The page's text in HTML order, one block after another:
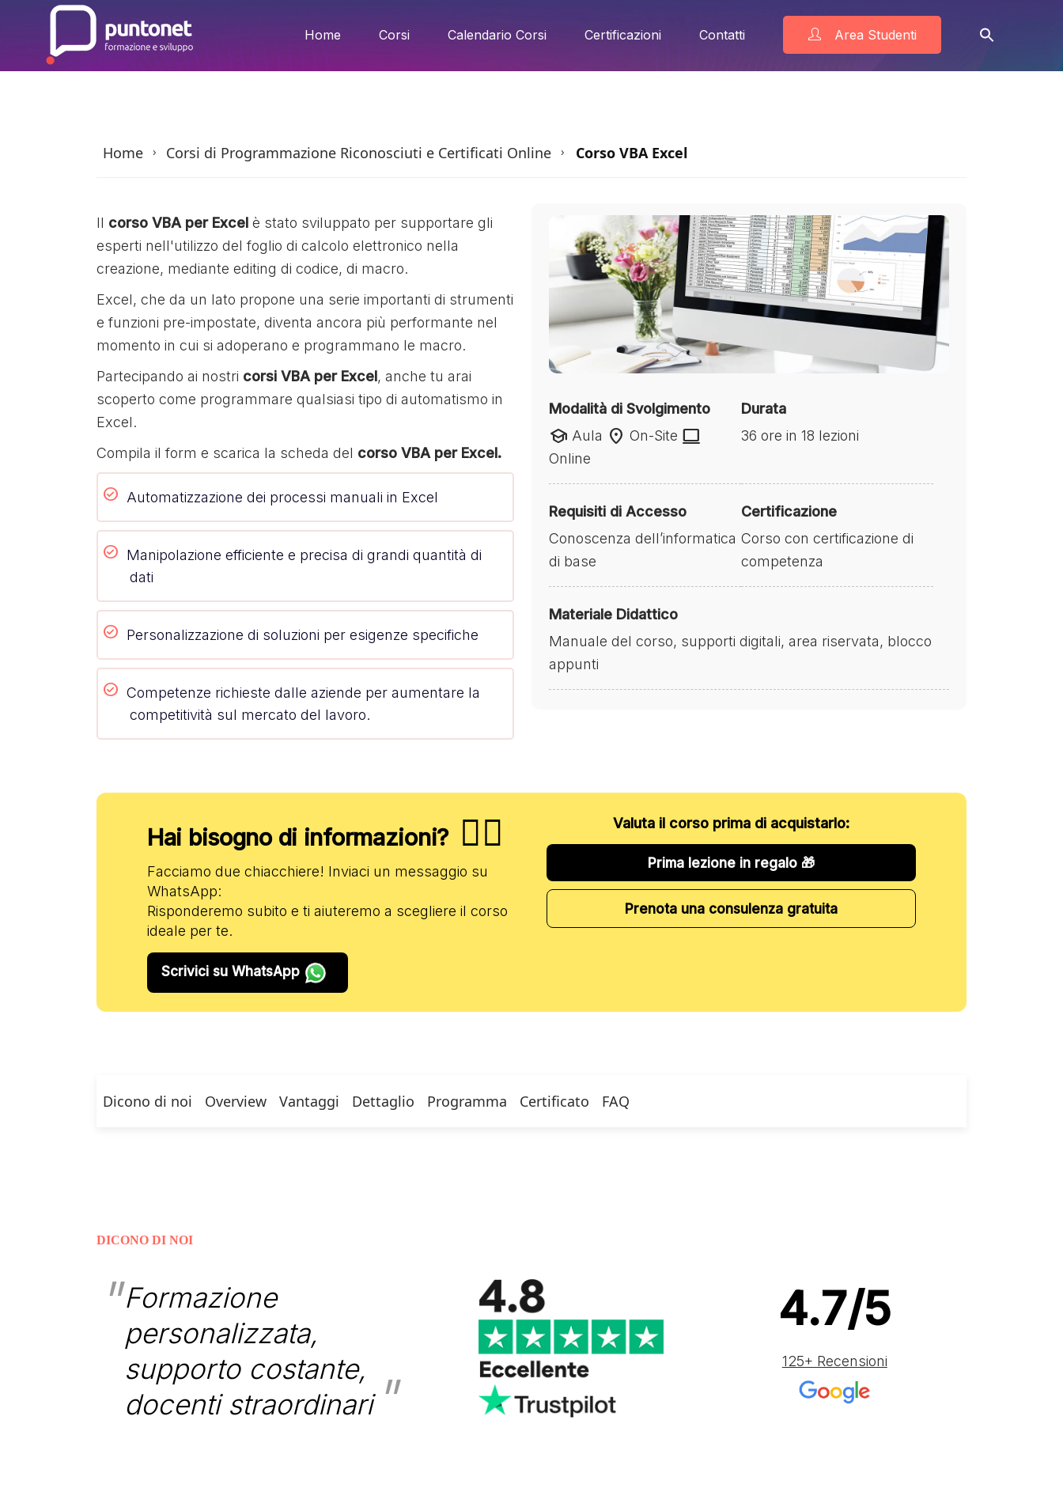
Home Corsi Calendario Corsi Certificazioni Contatti Area Studenti
Home › Corsi di Programmazione Riconosciuti e Certificati Online › Corso VBA Excel
Il corso VBA per Excel è stato sviluppato per supportare gli
esperti nell'utilizzo del foglio di calcolo elettronico nella
creazione, mediante editing di codice, di macro.
Excel, che da un lato propone una serie importanti di strumenti
e funzioni pre-impostate, diventa ancora più performante nel
momento in cui si adoperano e programmano le macro.
Partecipando ai nostri corsi VBA per Excel, anche tu arai
scoperto come programmare qualsiasi tipo di automatismo in
Excel.
Compila il form e scarica la scheda del corso VBA per Excel.
Automatizzazione dei processi manuali in Excel
Manipolazione efficiente e precisa di grandi quantità di
dati
Personalizzazione di soluzioni per esigenze specifiche
Competenze richieste dalle aziende per aumentare la
competitività sul mercato del lavoro.
Modalità di Svolgimento
school Aula location_on On-Site laptop
Online
Durata
36 ore in 18 lezioni
Requisiti di Accesso
Conoscenza dell’informatica
di base
Certificazione
Corso con certificazione di
competenza
Materiale Didattico
Manuale del corso, supporti digitali, area riservata, blocco
appunti
Hai bisogno di informazioni? ✋🏻
Facciamo due chiacchiere! Inviaci un messaggio su
WhatsApp:
Risponderemo subito e ti aiuteremo a scegliere il corso
ideale per te.
Scrivici su WhatsApp
Valuta il corso prima di acquistarlo:
Prima lezione in regalo 🎁
Prenota una consulenza gratuita
Dicono di noi Overview Vantaggi Dettaglio Programma Certificato FAQ
DICONO DI NOI
Formazione
personalizzata,
supporto costante,
docenti straordinari
4.7/5
125+ Recensioni